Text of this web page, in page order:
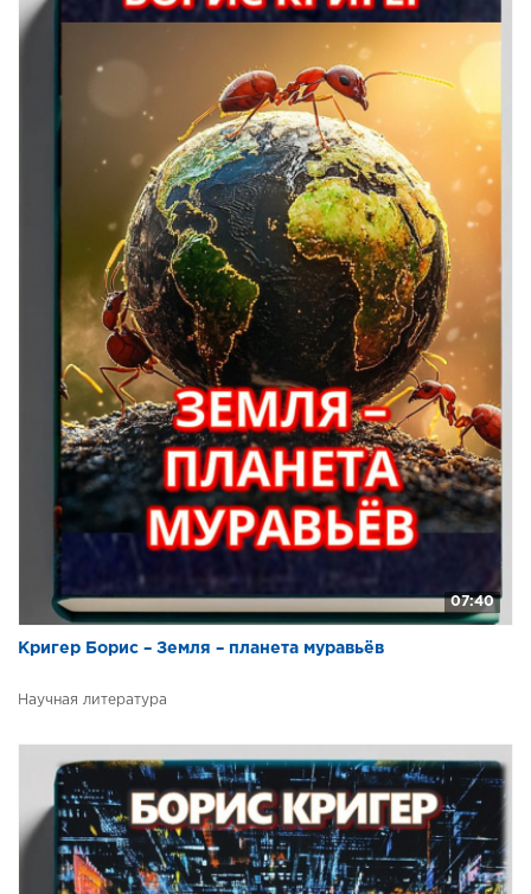
07:40
Кригер Борис – Земля – планета муравьёв
Научная литература